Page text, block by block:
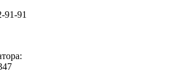
91-91